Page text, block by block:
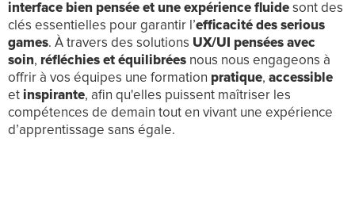
interface bien pensée et une expérience fluide sont des
clés essentielles pour garantir l’efficacité des serious
games. À travers des solutions UX/UI pensées avec
soin, réfléchies et équilibrées nous nous engageons à
offrir à vos équipes une formation pratique, accessible
et inspirante, afin qu'elles puissent maîtriser les
compétences de demain tout en vivant une expérience
d’apprentissage sans égale.